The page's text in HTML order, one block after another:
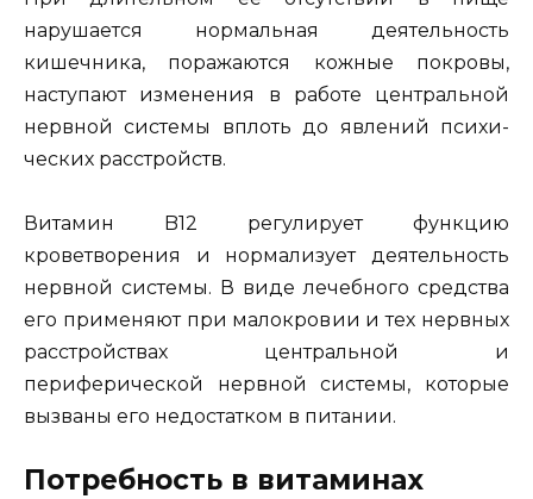
нарушается нормальная деятельность
кишечни­ка, поражаются кожные покровы,
наступают изменения в ра­боте центральной
нервной системы вплоть до явлений психи­
ческих расстройств.
Витамин B12 регулирует функцию
кроветворения и нор­мализует деятельность
нервной системы. В виде лечебного средства
его применяют при малокровии и тех нервных
рас­стройствах центральной и
периферической нервной системы, которые
вызваны его недостатком в питании.
Потребность в витаминах